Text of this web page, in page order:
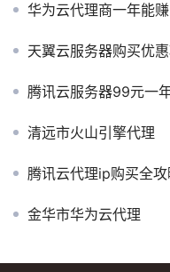
华为云代理商一年能
天翼云服务器购买优
腾讯云服务器99元一
清远市火山引擎代理
腾讯云代理ip购买全
金华市华为云代理